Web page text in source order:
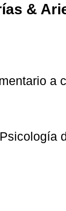
&
a
Psicología